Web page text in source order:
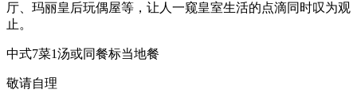
厅、玛丽皇后玩偶屋等，让人一窥皇室生活的点滴同时叹为观
止。
中式7菜1汤或同餐标当地餐
敬请自理